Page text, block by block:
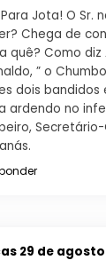
Jota! O Sr.
Chega de
quê? Como diz
” o
dois bandidos
ardendo no
29 de agosto